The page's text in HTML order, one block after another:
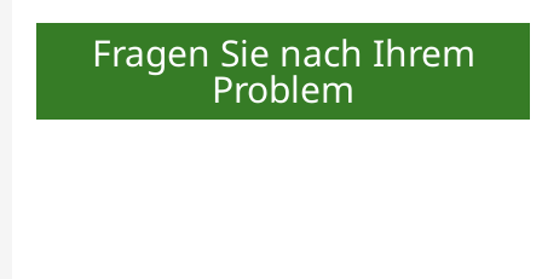
Fragen Sie nach Ihrem
Problem